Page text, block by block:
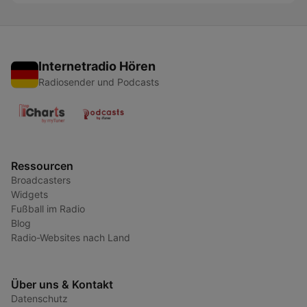
Internetradio Hören
Radiosender und Podcasts
Ressourcen
Broadcasters
Widgets
Fußball im Radio
Blog
Radio-Websites nach Land
Über uns & Kontakt
Datenschutz